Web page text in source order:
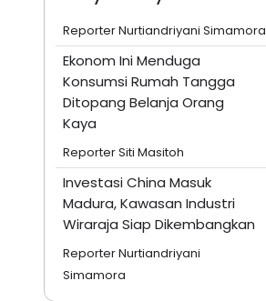
Reporter Nurtiandriyani Simamora
Ekonom Ini Menduga
Konsumsi Rumah Tangga
Ditopang Belanja Orang
Kaya
Reporter Siti Masitoh
Investasi China Masuk
Madura, Kawasan Industri
Wiraraja Siap Dikembangkan
Reporter Nurtiandriyani
Simamora